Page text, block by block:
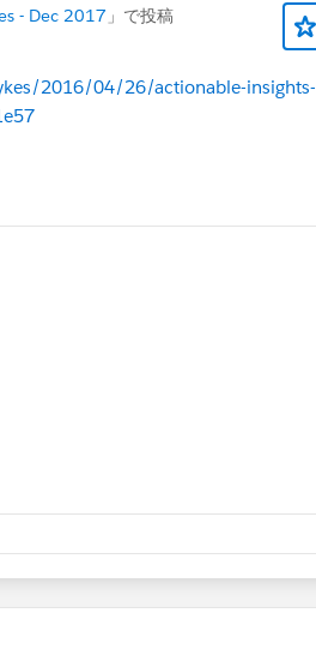
- Dec 2017 」で投稿
2016/04/26/actionable-insights-